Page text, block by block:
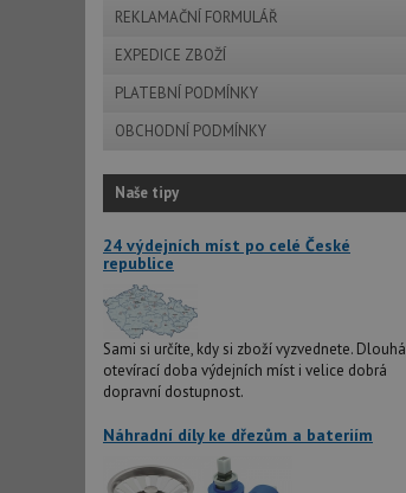
REKLAMAČNÍ FORMULÁŘ
EXPEDICE ZBOŽÍ
PLATEBNÍ PODMÍNKY
OBCHODNÍ PODMÍNKY
Naše tipy
24 výdejních míst po celé České
republice
Sami si určíte, kdy si zboží vyzvednete. Dlouhá
otevírací doba výdejních míst i velice dobrá
dopravní dostupnost.
Náhradní díly ke dřezům a bateriím